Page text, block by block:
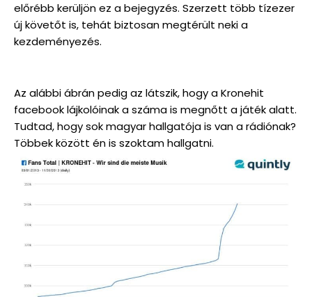
előrébb kerüljön ez a bejegyzés. Szerzett több tízezer
új követőt is, tehát biztosan megtérült neki a
kezdeményezés.
Az alábbi ábrán pedig az látszik, hogy a Kronehit
facebook lájkolóinak a száma is megnőtt a játék alatt.
Tudtad, hogy sok magyar hallgatója is van a rádiónak?
Többek között én is szoktam hallgatni.